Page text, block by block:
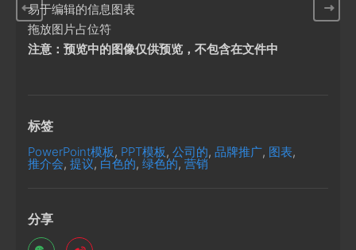
易于编辑的信息图表
拖放图片占位符
注意：预览中的图像仅供预览，不包含在文件中
标签
PowerPoint模板, PPT模板, 公司的, 品牌推广, 图表,
推介会, 提议, 白色的, 绿色的, 营销
分享